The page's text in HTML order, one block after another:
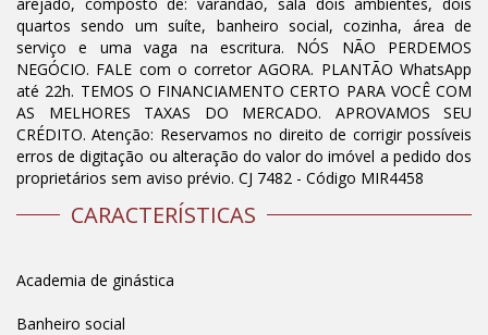
quartos sendo um suíte, banheiro social, cozinha, área de
serviço e uma vaga na escritura. NÓS NÃO PERDEMOS
NEGÓCIO. FALE com o corretor AGORA. PLANTÃO WhatsApp
até 22h. TEMOS O FINANCIAMENTO CERTO PARA VOCÊ COM
AS MELHORES TAXAS DO MERCADO. APROVAMOS SEU
CRÉDITO. Atenção: Reservamos no direito de corrigir possíveis
erros de digitação ou alteração do valor do imóvel a pedido dos
proprietários sem aviso prévio. CJ 7482 - Código MIR4458
CARACTERÍSTICAS
Academia de ginástica
Banheiro social